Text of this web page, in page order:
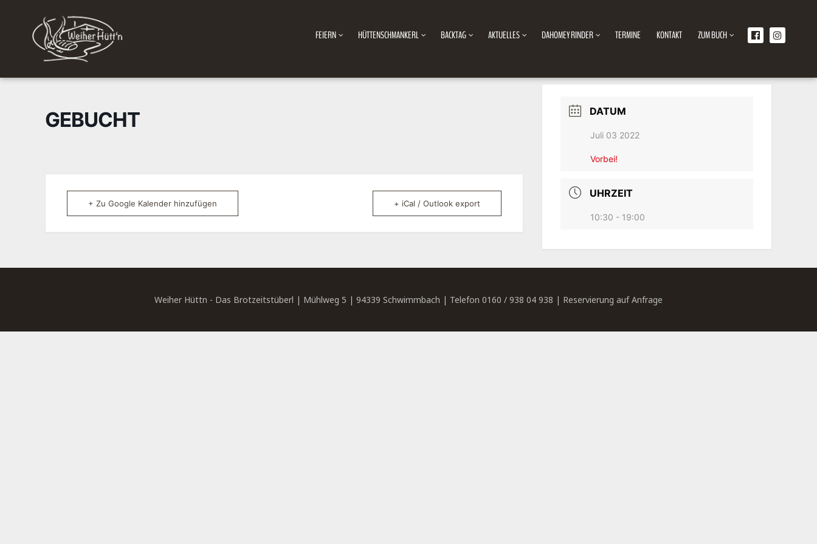
FEIERN HÜTTENSCHMANKERL BACKTAG AKTUELLES DAHOMEY RINDER TERMINE KONTAKT ZUM BUCH
GEBUCHT
+ Zu Google Kalender hinzufügen + iCal / Outlook export
DATUM
Juli 03 2022
Vorbei!
UHRZEIT
10:30 - 19:00
Weiher Hüttn - Das Brotzeitstüberl | Mühlweg 5 | 94339 Schwimmbach | Telefon 0160 / 938 04 938 | Reservierung auf Anfrage